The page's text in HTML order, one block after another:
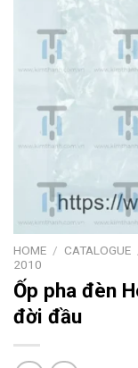
HOME / CATALOGUE
2010
Ốp pha đèn
đời đầu